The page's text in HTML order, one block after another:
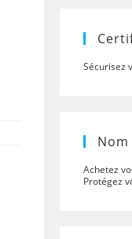
Sécurisez
Achetez
Protégez